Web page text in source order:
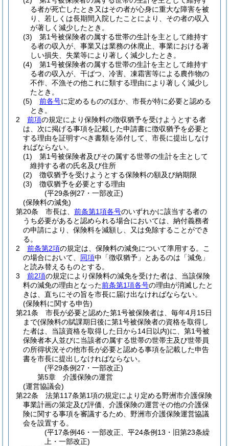
る者が死亡したとき又はその者が心身に重大な障害を被
り、若しくは長期間入院したことにより、その者の収入
が著しく減少したとき。
(3)
第1号被保険者の属する世帯の生計を主として維持す
る者の収入が、事業又は業務の休廃止、事業における著
しい損失、失業等により著しく減少したとき。
(4)
第1号被保険者の属する世帯の生計を主として維持す
る者の収入が、干ばつ、冷害、凍霜害等による農作物の
不作、不漁その他これに類する理由により著しく減少し
たとき。
(5)
前各号に定めるもののほか、市長が特に必要と認める
とき。
2
前項の規定により保険料の徴収猶予を受けようとする者
は、次に掲げる事項を記載した申請書に徴収猶予を必要と
する理由を証明すべき書類を添付して、市長に提出しなけ
ればならない。
(1)
第1号被保険者及びその属する世帯の生計を主として
維持する者の氏名及び住所
(2)
徴収猶予を受けようとする保険料の額及び納期限
(3)
徴収猶予を必要とする理由
(平29条例27・一部改正)
(保険料の減免)
第20条
市長は、 前条第1項各号のいずれかに該当する者の
うち必要があると認められる場合においては、納付義務者
の申請により、保険料を減額し、又は免除することができ
る。
2
前条第2項の規定は、保険料の減免について準用する。
こ
の場合において、 同項中「徴収猶予」とあるのは「減免」
と読み替えるものとする。
3
前2項の規定により保険料の減免を受けた者は、当該保険
料の減免の理由となった前条第1項各号の理由が消滅したと
きは、直ちにその旨を市長に届け出なければならない。
(保険料に関する申告)
第21条
市長が必要と認めた第1号被保険者は、毎年4月15日
まで(保険料の賦課期日後に第1号被保険者の資格を取得し
た者は、当該資格を取得した日から14日以内)に、第1号被
保険者本人並びに当該者の属する世帯の世帯主及び世帯員
の所得状況その他市長が必要と認める事項を記載した申告
書を市長に提出しなければならない。
(平29条例27・一部改正)
第5章
介護保険の運営
(運営協議会)
第22条
法第117条第1項の規定により定める野洲市介護保険
事業計画の策定及び評価、介護保険の運営その他の介護保
険に関する事項を審議するため、野洲市介護保険運営協議
会を設置する。
(平17条例46・一部改正、平24条例13・旧第23条繰
上・一部改正)